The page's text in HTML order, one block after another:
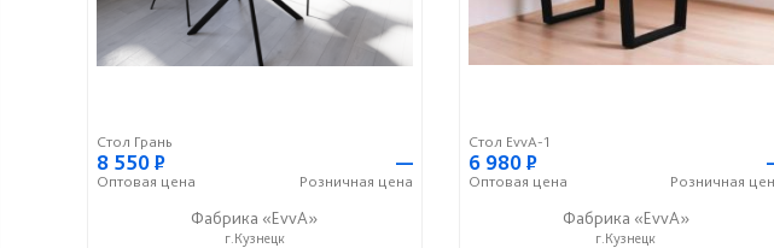
Стол Грань
8 550Р
Оптовая цена
—
Розничная цена
Фабрика «EvvA»
г.Кузнецк
Стол EvvA-1
6 980Р
Оптовая цена Розничная
Фабрика «EvvA»
г.Кузнецк